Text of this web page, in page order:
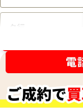
タ行
ハ行